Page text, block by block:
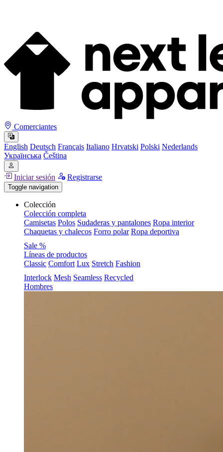
Comerciantes
English Deutsch Français Italiano Hrvatski Polski Nederlands
Українська Čeština
Iniciar sesión Registrarse
Toggle navigation
Colección
Colección completa
Camisetas Polos Sudaderas y pantalones Ropa interior
Chaquetas y chalecos Forro polar Ropa deportiva
Sale %
Líneas de productos
Classic Comfort Lux Stretch Fashion
Interlock Mesh Seamless Recycled
Hombres